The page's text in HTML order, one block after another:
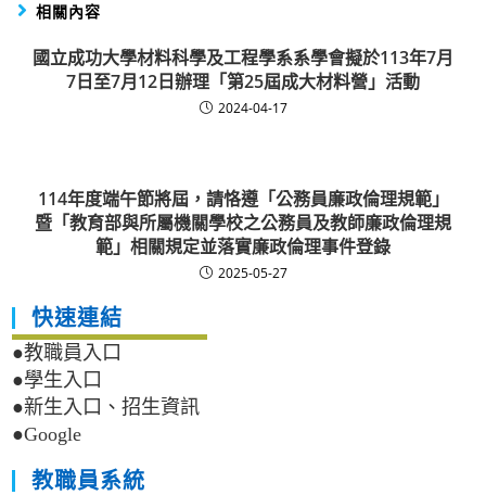
相關內容
國立成功大學材料科學及工程學系系學會擬於113年7月
7日至7月12日辦理「第25屆成大材料營」活動
2024-04-17
114年度端午節將屆，請恪遵「公務員廉政倫理規範」
暨「教育部與所屬機關學校之公務員及教師廉政倫理規
範」相關規定並落實廉政倫理事件登錄
2025-05-27
快速連結
●教職員入口
●學生入口
●新生入口、招生資訊
●Google
教職員系統